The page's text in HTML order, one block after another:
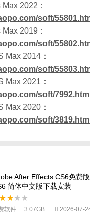
2022：
soft/
2019：
soft/
Max 2014：
soft/
Max 2021：
soft/7992.html
Max 2020：
soft/3819.html
After Effects CS6免费
简体中文版下载安装
软件 3.07GB 2026-07-